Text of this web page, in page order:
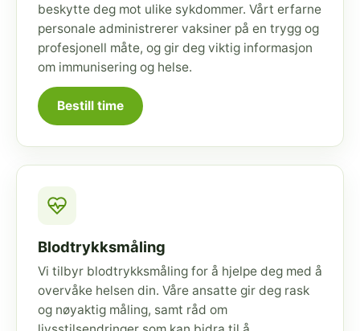
beskytte deg mot ulike sykdommer. Vårt erfarne
personale administrerer vaksiner på en trygg og
profesjonell måte, og gir deg viktig informasjon
om immunisering og helse.
Bestill time
Blodtrykksmåling
Vi tilbyr blodtrykksmåling for å hjelpe deg med å
overvåke helsen din. Våre ansatte gir deg rask
og nøyaktig måling, samt råd om